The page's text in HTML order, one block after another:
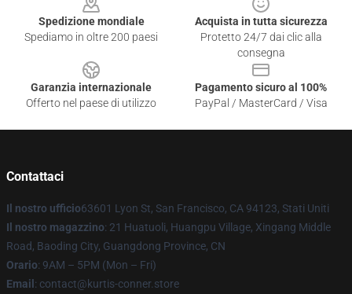
Spedizione mondiale
Spediamo in oltre 200 paesi
Acquista in tutta sicurezza
Protetto 24/7 dai clic alla
consegna
Garanzia internazionale
Offerto nel paese di utilizzo
Pagamento sicuro al 100%
PayPal / MasterCard / Visa
Contattaci
Il nostro ufficio63601 Lyon St, San Francisco, CA 94123, Stati Uniti
Il nostro magazzino: 21 Huatuoli, Huangpu Village, Xingang Middle
Road, Baoding City, Guangdong Province, CN
Orario: 9AM – 5PM (Mon – Fri)
Email : contact@kurtis-conner.store